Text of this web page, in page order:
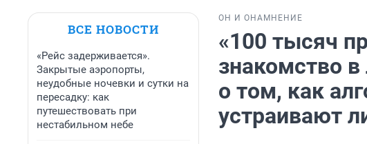
ВСЕ НОВОСТИ
«Рейс задерживается».
Закрытые аэропорты,
неудобные ночевки и сутки на
пересадку: как
путешествовать при
нестабильном небе
ОН И ОНА МНЕНИЕ
«100 тысяч
знакомство
о том, как
устраивают